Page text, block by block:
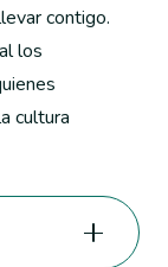
contigo.
los
cultura